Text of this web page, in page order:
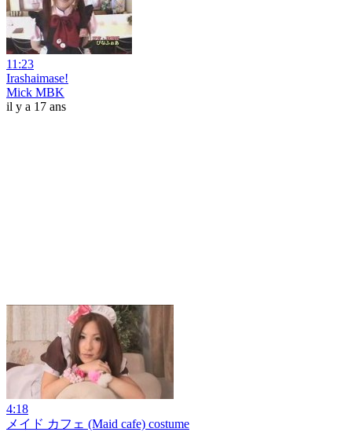
11:23
Irashaimase!
Mick MBK
il y a 17 ans
4:18
メイド カフェ (Maid cafe) costume